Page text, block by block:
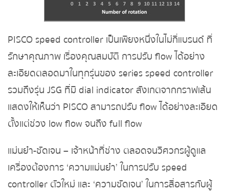
PISCO speed controller เป็นเพียงหนึ่งในไม่กี่แบรนด์ ที่
รักษาคุณภาพ เรื่องคุณสมบัติ การปรับ flow ได้อย่าง
ละเอียดตลอดมาในทุกรุ่นของ series speed controller
รวมถึงรุ่น JSG ที่มี dial indicatorสังเกตจากกราฟเส้น
แสดงให้เห็นว่า PISCO สามารถปรับ flow ได้อย่างละเอียด
ตั้งแต่ช่วง low flow จนถึง full flow
แม่นยำ-ชัดเจน – เจ้าหน้าที่ช่าง ตลอดจนวิศวกรผู้ดูแล
เครื่องต้องการ ‘ความแม่นยำ’ ในการปรับ speed
controller ตัวใหม่ และ ‘ความชัดเจน’ ในการสื่อสารกับผู้